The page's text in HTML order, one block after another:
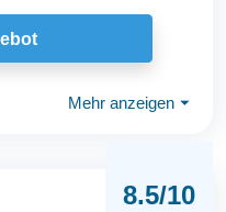
Mehr anzeigen ⏷
8.5/10